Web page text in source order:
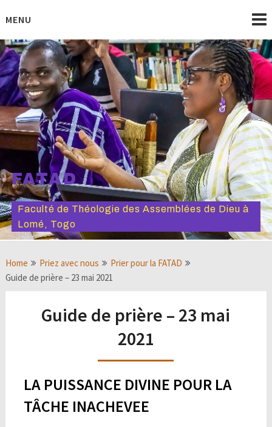
toMENU
FATAD
Faculté de Théologie des Assemblées de Dieu à
Lomé, Togo
Home Priez avec nous
Prier pour la FATAD
Guide de prière – 23 mai 2021
Guide de prière – 23 mai
2021
LA PUISSANCE DIVINE POUR LA
TÂCHE INACHEVEE